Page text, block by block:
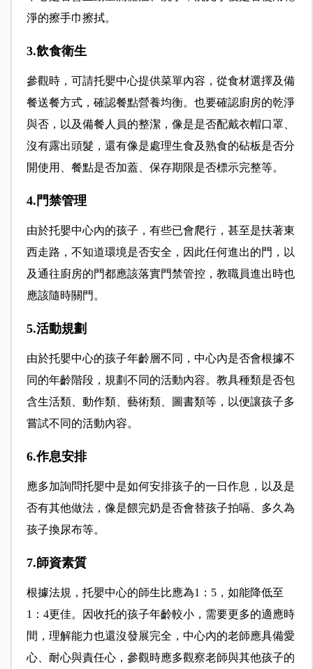
淨的擦手巾擦拭。
3.飲食衛生
參觀時，可請托嬰中心提供菜單內容，從食材選擇及備
餐送餐方式，確認餐點營養均衡。也要確認廚房的乾淨
與否，以及備餐人員的整潔，像是是否配戴衣帽口罩、
沒有露出頭髮，還有像是處理生食及熟食的砧板是否分
開使用、餐點是否加蓋、保存期限是否標示完整等。
4.門禁管理
由於托嬰中心內的孩子，有些已會爬行，甚至是扶著東
西走路，不知道環境是否安全，因此任何進出的門，以
及通往廚房的門都應該落實門禁管控，教職員進出時也
應該隨時關門。
5.活動規劃
由於托嬰中心的孩子年齡層不同，中心內是否會根據不
同的年齡階段，規劃不同的活動內容。教具種類是否包
含生活類、動作類、藝術類、圖書類等，以便讓孩子多
嘗試不同的活動內容。
6.作息安排
應多加詢問托嬰中是如何安排孩子的一日作息，以及是
否有其他做法，像是餵完奶是否會替孩子拍嗝、多久為
孩子換尿布等。
7.師資素質
根據法規，托嬰中心的師生比應為1：5，如能降低至
1：4更佳。因收托的孩子年齡較小，需要更多的適應時
間，理解能力也還沒發展完全，中心內的老師應具備愛
心、耐心與責任心，參觀時應多觀察老師與其他孩子的